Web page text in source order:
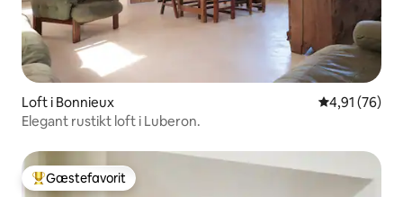
Loft i Bonnieux 4,91 ud af 5
4,91 (76)
Elegant rustikt loft i Luberon.
Bedste gæstefavorit
Gæstefavorit